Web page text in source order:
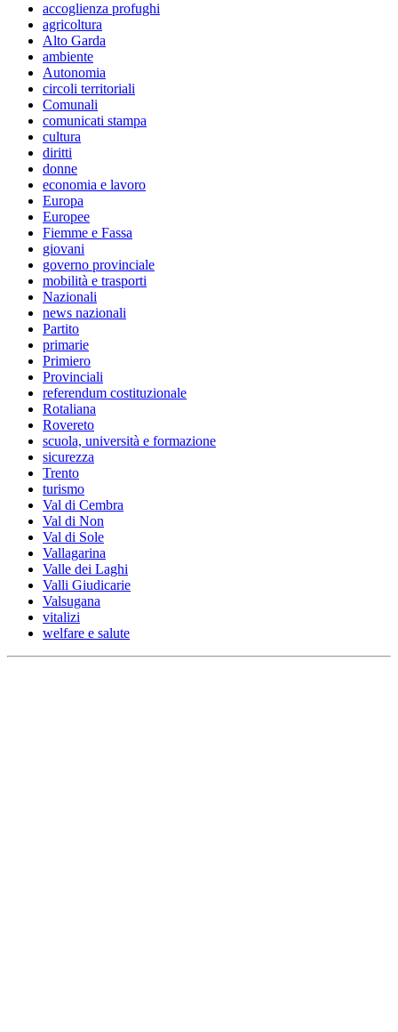
accoglienza profughi
agricoltura
Alto Garda
ambiente
Autonomia
circoli territoriali
Comunali
comunicati stampa
cultura
diritti
donne
economia e lavoro
Europa
Europee
Fiemme e Fassa
giovani
governo provinciale
mobilità e trasporti
Nazionali
news nazionali
Partito
primarie
Primiero
Provinciali
referendum costituzionale
Rotaliana
Rovereto
scuola, università e formazione
sicurezza
Trento
turismo
Val di Cembra
Val di Non
Val di Sole
Vallagarina
Valle dei Laghi
Valli Giudicarie
Valsugana
vitalizi
welfare e salute